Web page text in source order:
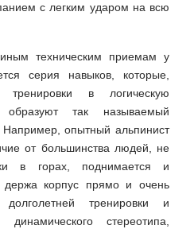
с легким ударом на всю
техническим приемам у
серия навыков, которые,
в логическую
образуют так называемый
Например, опытный альпинист
от большинства людей, не
в горах, поднимается и
держа корпус прямо и очень
тренировки и
стереотипа,